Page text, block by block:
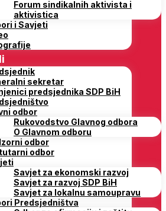
Forum sindikalnih aktivista i
aktivistica
i Savjeti
sekretar
predsjednika SDP BiH
odbor
Rukovodstvo Glavnog odbora
O Glavnom odboru
odbor
odbor
Savjet za ekonomski razvoj
Savjet za razvoj SDP BiH
Savjet za lokalnu samoupravu
Predsjedništva